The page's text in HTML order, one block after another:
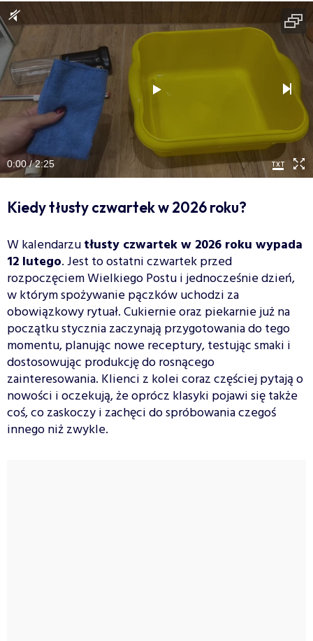
0:00 / 2:25
Kiedy tłusty czwartek w 2026 roku?
W kalendarzutłusty czwartek w 2026 roku wypada
12 lutego. Jest to ostatni czwartek przed
rozpoczęciem Wielkiego Postu i jednocześnie dzień,
w którym spożywanie pączków uchodzi za
obowiązkowy rytuał. Cukiernie oraz piekarnie już na
początku stycznia zaczynają przygotowania do tego
momentu, planując nowe receptury, testując smaki i
dostosowując produkcję do rosnącego
zainteresowania. Klienci z kolei coraz częściej pytają o
nowości i oczekują, że oprócz klasyki pojawi się także
coś, co zaskoczy i zachęci do spróbowania czegoś
innego niż zwykle.